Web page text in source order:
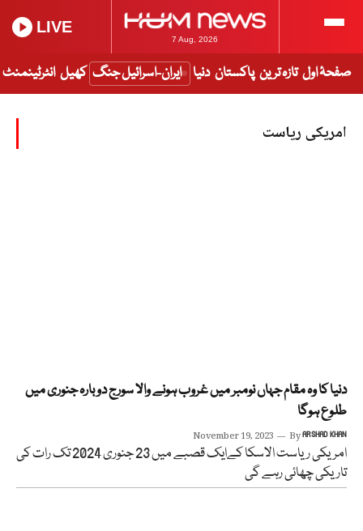
7 Aug, 2026
LIVE
صفحۂ اول تازہ ترین پاکستان دنیا ایران-اسرائیل جنگ کھیل انٹرٹینمنٹ
امریکی ریاست
دنیا کا وہ مقام جہاں نومبر میں غروب ہونے والا سورج دوبارہ جنوری میں
طلوع ہوگا
November 19, 2023 ByARSHAD KHAN
امریکی ریاست الاسکا کےایک قصبے میں 23 جنوری 2024 تک رات کی
تاریکی چھائی رہے گی